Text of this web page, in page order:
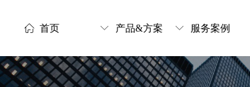
ꀇ 首页 ꀅ 产品&方案 ꀅ 服务案例